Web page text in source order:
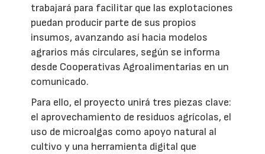
trabajará para facilitar que las explotaciones
puedan producir parte de sus propios
insumos, avanzando así hacia modelos
agrarios más circulares, según se informa
desde Cooperativas Agroalimentarias en un
comunicado.
Para ello, el proyecto unirá tres piezas clave:
el aprovechamiento de residuos agrícolas, el
uso de microalgas como apoyo natural al
cultivo y una herramienta digital que